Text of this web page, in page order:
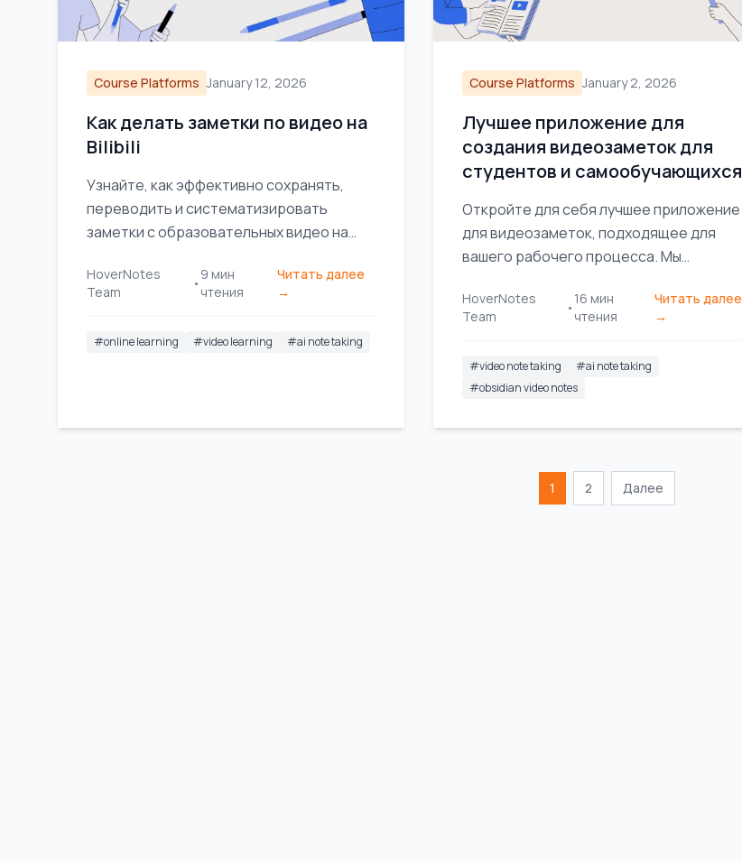
Course Platforms January 12, 2026
Как делать заметки по видео на
Bilibili
Узнайте, как эффективно сохранять,
переводить и систематизировать
заметки с образовательных видео на
активное обучение.
HoverNotes
Team
•
9 мин
чтения
Читать далее
→
#online learning #video learning #ai note taking
Course Platforms January 2, 2026
Лучшее приложение для
создания видеозаметок для
студентов и самообучающихся
Откройте для себя лучшее приложение
для видеозаметок, подходящее для
вашего рабочего процесса. Мы
студентов и профессионалов,
использующих Obsidian, Notion и онлайн-
HoverNotes
Team
•
16 мин
чтения
Читать далее
→
#video note taking #ai note taking
#obsidian video notes
1 2 Далее